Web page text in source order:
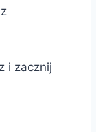
i zacznij